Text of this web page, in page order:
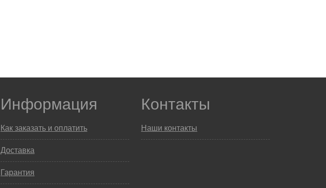
Информация
Как заказать и оплатить
Доставка
Гарантия
Контакты
Наши контакты